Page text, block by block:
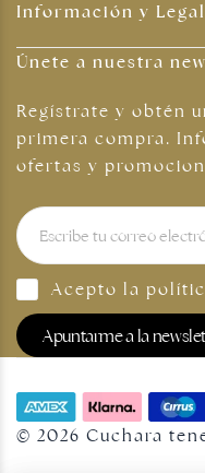
Información y Legal
Únete a nuestra
Regístrate y obtén
primera compra.
ofertas y
Acepto la
Apuntarme a la
© 2026 Cuchara